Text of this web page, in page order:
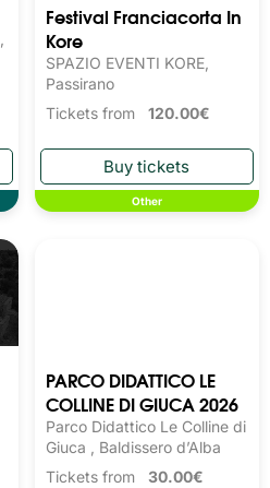
Festival Franciacorta In
Kore
SPAZIO EVENTI KORE,
Passirano
Tickets from 120.00€
Other
PARCO DIDATTICO LE
COLLINE DI GIUCA 2026
Parco Didattico Le Colline di
Giuca , Baldissero d’Alba
Tickets from 30.00€